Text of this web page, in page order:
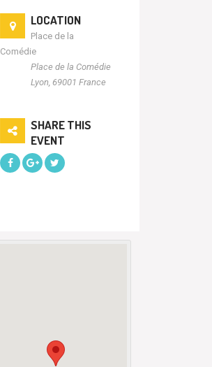
LOCATION
Place de la
Comédie
Place de la Comédie
Lyon 69001 France
SHARE THIS
EVENT